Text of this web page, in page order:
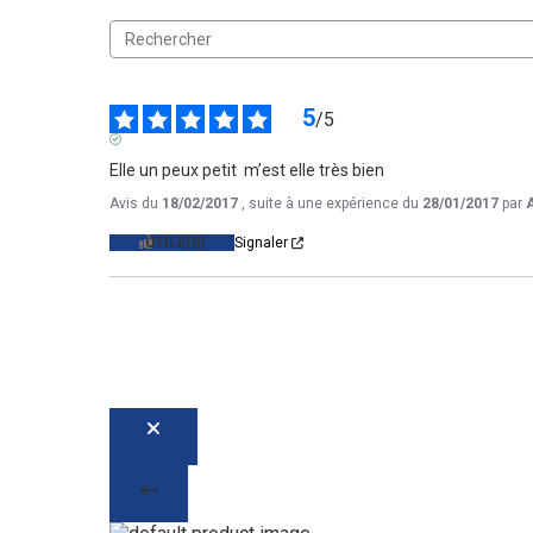
5/5
Elle un peux petit  m’est elle très bien
Avis du 18/02/2017 , suite à une expérience du 28/01/2017 par
UTILE(0) Signaler